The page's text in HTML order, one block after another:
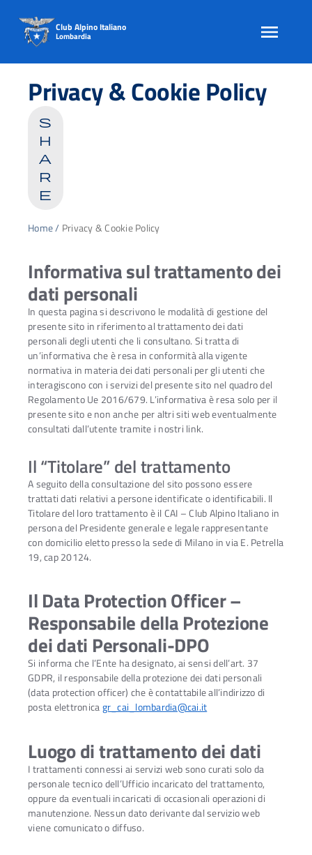
content
Club Alpino Italiano
Lombardia
Privacy & Cookie Policy
s
h
a
r
e
Home/ Privacy & Cookie Policy
Informativa sul trattamento dei
dati personali
In questa pagina si descrivono le modalità di gestione del
presente sito in riferimento al trattamento dei dati
personali degli utenti che li consultano. Si tratta di
un’informativa che è resa in conformità alla vigente
normativa in materia dei dati personali per gli utenti che
interagiscono con i servizi del presente sito nel quadro del
Regolamento Ue 2016/679. L’informativa è resa solo per il
presente sito e non anche per altri siti web eventualmente
consultati dall’utente tramite i nostri link.
Il “Titolare” del trattamento
A seguito della consultazione del sito possono essere
trattati dati relativi a persone identificate o identificabili. Il
Titolare del loro trattamento è il CAI – Club Alpino Italiano in
persona del Presidente generale e legale rappresentante
con domicilio eletto presso la sede di Milano in via E. Petrella
19, cap 20124.
Il Data Protection Officer –
Responsabile della Protezione
dei dati Personali-DPO
Si informa che l’Ente ha designato, ai sensi dell’art. 37
GDPR, il responsabile della protezione dei dati personali
(data protection officer) che è contattabile all’indirizzo di
posta elettronicagr_cai_lombardia@cai.it
Luogo di trattamento dei dati
I trattamenti connessi ai servizi web sono curati solo da
personale tecnico dell’Ufficio incaricato del trattamento,
oppure da eventuali incaricati di occasionali operazioni di
manutenzione. Nessun dato derivante dal servizio web
viene comunicato o diffuso.